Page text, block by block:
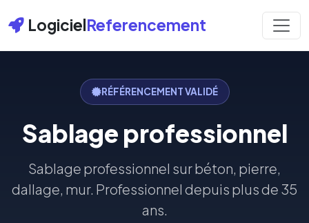
LogicielReferencement
RÉFÉRENCEMENT VALIDÉ
Sablage professionnel
Sablage professionnel sur béton, pierre,
dallage, mur. Professionnel depuis plus de 35
ans.